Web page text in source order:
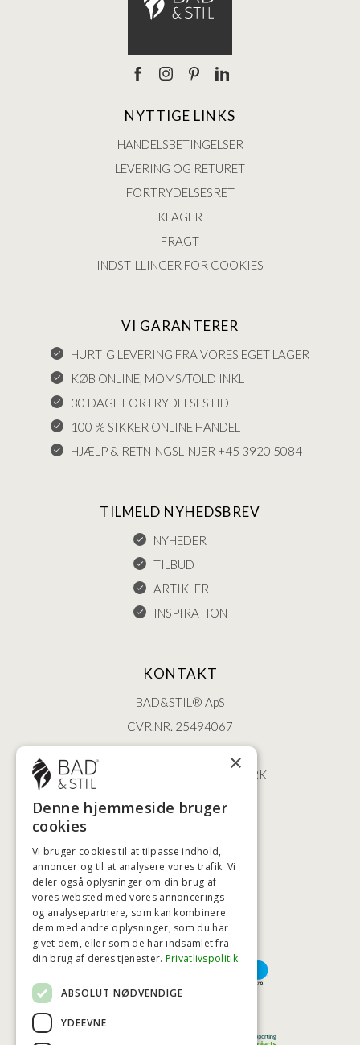
NYTTIGE LINKS
HANDELSBETINGELSER
LEVERING OG RETURET
FORTRYDELSESRET
KLAGER
FRAGT
INDSTILLINGER FOR COOKIES
VI GARANTERER
HURTIG LEVERING FRA VORES EGET LAGER
KØB ONLINE, MOMS/TOLD INKL
30 DAGE FORTRYDELSESTID
100 % SIKKER ONLINE HANDEL
HJÆLP & RETNINGSLINJER +45 3920 5084
TILMELD NYHEDSBREV
NYHEDER
TILBUD
ARTIKLER
INSPIRATION
KONTAKT
BAD&STIL® ApS
CVR.NR. 25494067
ØSTERBROGADE 202
2100 KØBENHAVN • DANMARK
+45 3920 5084
HØJESTE KREDITVÆRDIGHED
BETALINGSMULIGHEDER
×
Denne hjemmeside bruger
cookies
Vi bruger cookies til at tilpasse indhold,
annoncer og til at analysere vores trafik. Vi
deler også oplysninger om din brug af
vores websted med vores annoncerings-
og analysepartnere, som kan kombinere
dem med andre oplysninger, som du har
givet dem, eller som de har indsamlet fra
din brug af deres tjenester. Privatlivspolitik
ABSOLUT NØDVENDIGE
YDEEVNE